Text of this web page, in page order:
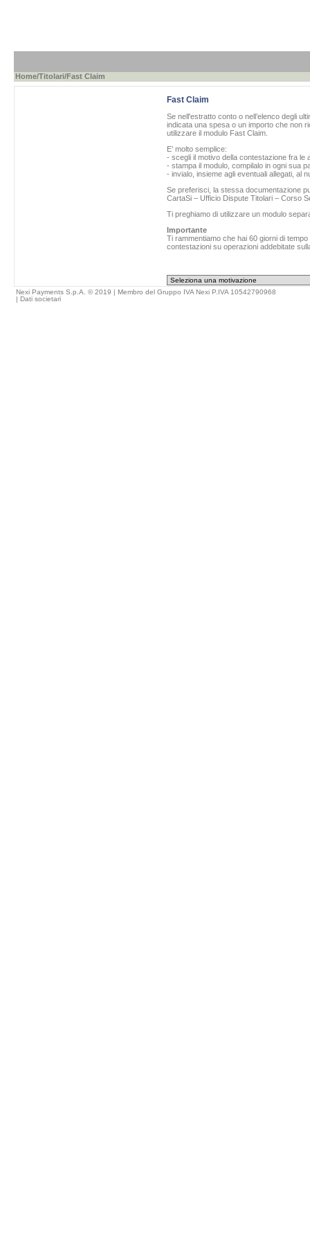
Home/Titolari/Fast Claim
Fast Claim
Se nell'estratto conto o nell’elenco degli
indicata una spesa o un importo che non
utilizzare il modulo Fast Claim.
E’ molto semplice:
- scegli il motivo della contestazione fra le
- stampa il modulo, compilalo in ogni sua
- invialo, insieme agli eventuali allegati, al
Se preferisci, la stessa documentazione
CartaSi – Ufficio Dispute Titolari – Corso
Ti preghiamo di utilizzare un modulo
Importante
Ti rammentiamo che hai 60 giorni di
contestazioni su operazioni addebitate
Nexi Payments S.p.A. © 2019 | Membro del Gruppo IVA Nexi P.IVA 10542790968
| Dati societari